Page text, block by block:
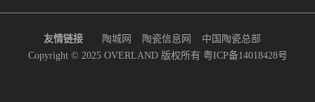
友情链接 陶城网 陶瓷信息网
中国陶瓷总部
Copyright © 2025 OVERLAND 版权所有 粤ICP备14018428号